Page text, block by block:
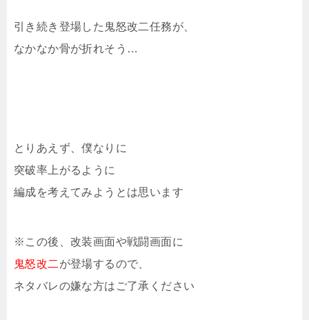
や、まさかのもう少しだけ続くんじゃよ状態。 バシー島で輸送作戦を成
功させよ、という2-5攻略とはまた別ベクトルな雰囲気の任務。とはい
艦3隻の計5隻ということから、軽巡1駆逐4で2-2...
引き続き登場した鬼怒改二任務が、
なかなか骨が折れそう…
とりあえず、僕なりに
突破率上がるように
編成を考えてみようとは思います
※この後、改装画面や戦闘画面に
鬼怒改二 が登場するので、
ネタバレの嫌な方はご了承ください